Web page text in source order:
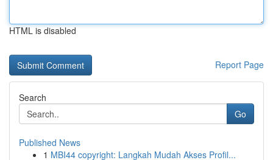
HTML is disabled
Report Page
Search
Go
Published News
1 MBI44 copyright: Langkah Mudah Akses Profil...